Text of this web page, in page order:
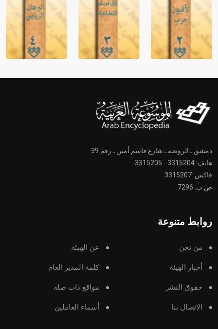
دمشق ـ الروضة ـ شارع قاسم أمين ـ رقم 39
هاتف: 3315204 - 3315205
فاكس: 3315207
ص.ب: 7296
روابط متنوعة
من نحن عن الهيئة
أخبار الهيئة كلمة المدير العام
حقوق النشر مواقع ذات صلة
الاتصال بنا أسماء العاملين